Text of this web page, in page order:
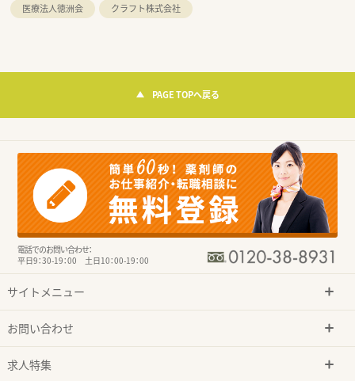
医療法人徳洲会
クラフト株式会社
PAGE TOPへ戻る
電話でのお問い合わせ：
平日9：30-19：00 土日10：00-19：00
サイトメニュー
お問い合わせ
求人特集